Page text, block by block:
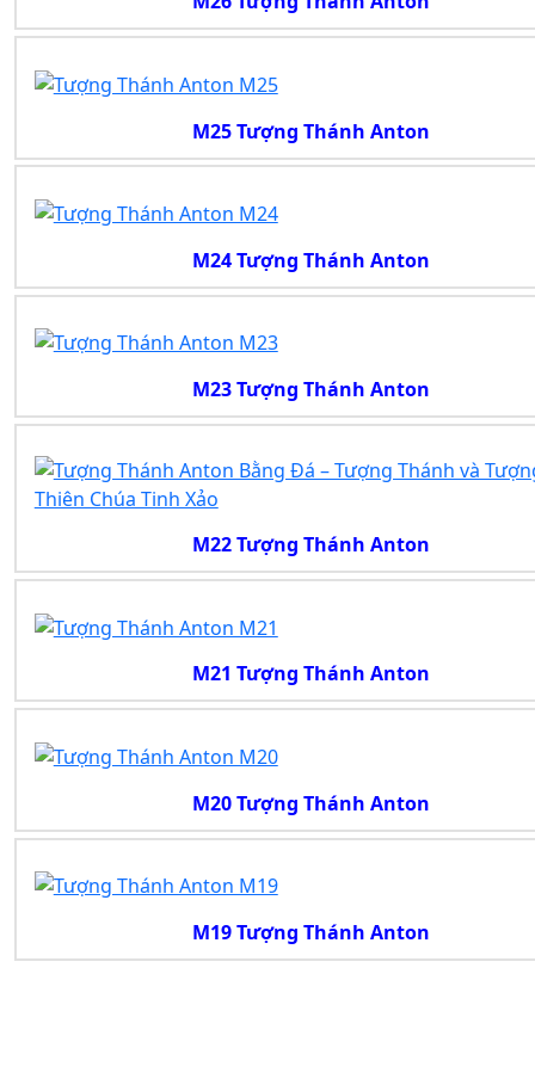
M25 Tượng Thánh Anton
M24 Tượng Thánh Anton
M23 Tượng Thánh Anton
M22 Tượng Thánh Anton
M21 Tượng Thánh Anton
M20 Tượng Thánh Anton
M19 Tượng Thánh Anton